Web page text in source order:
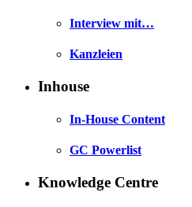
Interview mit…
Kanzleien
Inhouse
In-House Content
GC Powerlist
Knowledge Centre